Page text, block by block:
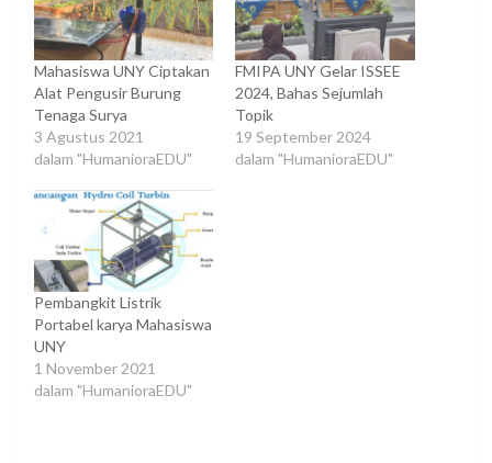
Mahasiswa UNY Ciptakan
Alat Pengusir Burung
Tenaga Surya
3 Agustus 2021
dalam "HumanioraEDU"
FMIPA UNY Gelar ISSEE
2024, Bahas Sejumlah
Topik
19 September 2024
dalam "HumanioraEDU"
Pembangkit Listrik
Portabel karya Mahasiswa
UNY
1 November 2021
dalam "HumanioraEDU"